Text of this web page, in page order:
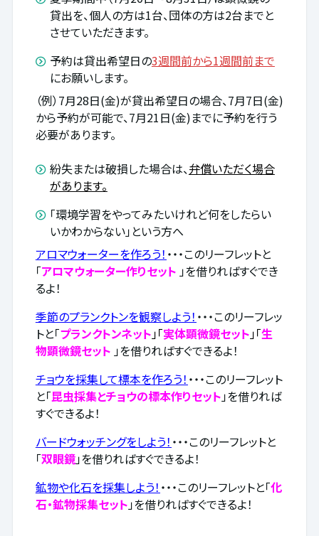
貸出を、個人の方は1台、団体の方は2台までと
させていただきます。
予約は貸出希望日の3週間前から1週間前まで
にお願いします。
（例）7月28日(金)が貸出希望日の場合、7月7日(金)
から予約が可能で、7月21日(金)までに予約を行う
必要があります。
紛失または破損した場合は、弁償いただく場合
があります。
「環境学習をやってみたいけれど何をしたらい
いかわからない」という方へ
アロマウォーターを作ろう！ ・・・このリーフレットと
「アロマウォーター作りセット 」を借りればすぐでき
るよ！
季節のプランクトンを観察しよう！ ・・・このリーフレッ
トと「プランクトンネット」「実体顕微鏡セット」「生
物顕微鏡セット 」を借りればすぐできるよ！
チョウを採集して標本を作ろう！ ・・・このリーフレット
と「昆虫採集とチョウの標本作りセット」を借りれば
すぐできるよ！
バードウォッチングをしよう！ ・・・このリーフレットと
「双眼鏡」を借りればすぐできるよ！
鉱物や化石を採集しよう！ ・・・このリーフレットと「化
石・鉱物採集セット」を借りればすぐできるよ！